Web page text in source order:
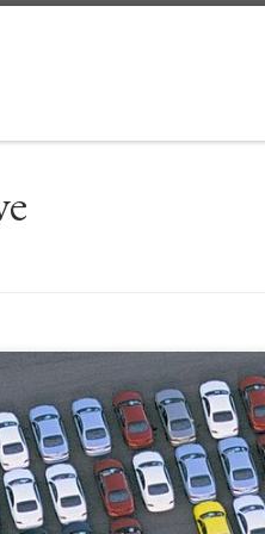
sociale delle aree di sosta di Luigi
Marotta, Antonino Rapicano I
spazio destinato alla sosta di veicoli,
su suolo impermeabile. Tali aree di
dunque sia come un intervento
della viabilità sia come infrastruttura